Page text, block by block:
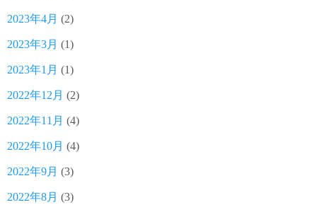
2023年4月 (2)
2023年3月 (1)
2023年1月 (1)
2022年12月 (2)
2022年11月 (4)
2022年10月 (4)
2022年9月 (3)
2022年8月 (3)